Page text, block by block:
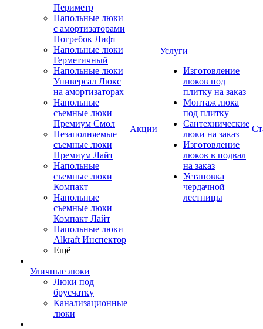
Периметр
Напольные люки
с амортизаторами
Погребок Лифт
Напольные люки
Герметичный
Напольные люки
Универсал Люкс
на амортизаторах
Напольные
съемные люки
Премиум Смол
Незаполняемые
съемные люки
Премиум Лайт
Напольные
съемные люки
Компакт
Напольные
съемные люки
Компакт Лайт
Напольные люки
Alkraft Инспектор
Ещё
Уличные люки
Люки под
брусчатку
Канализационные
люки
Акции
Услуги
Изготовление
люков под
плитку на заказ
Монтаж люка
под плитку
Сантехнические
люки на заказ
Изготовление
люков в подвал
на заказ
Установка
чердачной
лестницы